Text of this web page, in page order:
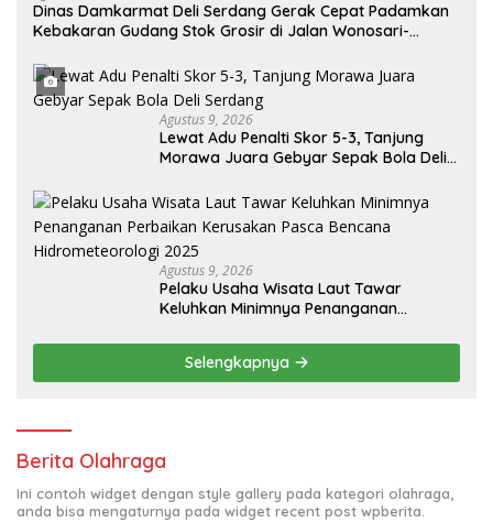
Dinas Damkarmat Deli Serdang Gerak Cepat Padamkan
Kebakaran Gudang Stok Grosir di Jalan Wonosari-
Agustus 9, 2026
Lewat Adu Penalti Skor 5-3, Tanjung
Morawa Juara Gebyar Sepak Bola Deli
Agustus 9, 2026
Pelaku Usaha Wisata Laut Tawar
Keluhkan Minimnya Penanganan
Hidrometeorologi 2025
Selengkapnya
Berita Olahraga
Ini contoh widget dengan style gallery pada kategori olahraga,
anda bisa mengaturnya pada widget recent post wpberita.